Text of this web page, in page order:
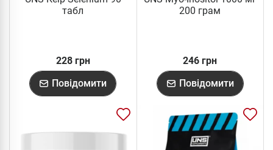
табл
228 грн
Повідомити
200 грам
246 грн
Повідомити